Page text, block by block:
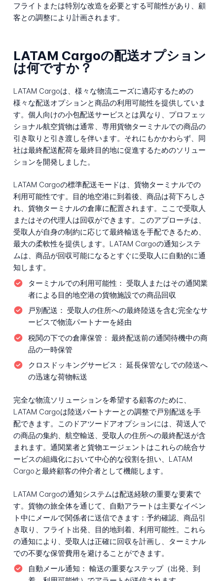
フライトまたは特別な改造を必要とする可能性があり、顧
客との調整により計画されます。
LATAM Cargoの配送オプション
は何ですか？
LATAM Cargoは、様々な物流ニーズに適応するための
様々な配送オプションと商品の利用可能性を提供していま
す。個人向けの小包配送サービスとは異なり、プロフェッ
ショナル航空貨物は通常、専用貨物ターミナルでの商品の
引き取りと引き渡しを伴います。それにもかかわらず、同
社は最終配送配荷を最終目的地に促進するためのソリュー
ションを開発しました。
LATAM Cargoの標準配送モードは、貨物ターミナルでの
利用可能性です。目的地空港に到着後、商品は荷下ろしさ
れ、貨物ターミナルの倉庫に配置されます。ここで受取人
またはその代理人は回収ができます。このアプローチは、
受取人が自身の制約に応じて最終輸送を手配できるため、
最大の柔軟性を提供します。LATAM Cargoの通知システ
ムは、商品が回収可能になるとすぐに受取人に自動的に通
知します。
ターミナルでの利用可能性： 受取人またはその通関業
者による目的地空港の貨物施設での商品回収
戸別配送： 受取人の住所への最終陸送を含む完全なサ
ービスで物流パートナーを経由
税関の下での倉庫保管： 最終配送前の通関待機中の商
品の一時保管
クロスドッキングサービス： 延長保管なしでの陸送へ
の迅速な荷物転送
完全な物流ソリューションを希望する顧客のために、
LATAM Cargoは陸送パートナーとの調整で戸別配送を手
配できます。このドアツードアオプションには、荷送人で
の商品の集約、航空輸送、受取人の住所への最終配送が含
まれます。通関業者と貨物エージェントはこれらの統合サ
ービスの組織化において中心的な役割を担い、LATAM
Cargoと最終顧客の仲介者として機能します。
LATAM Cargoの通知システムは配送経験の重要な要素で
す。貨物の旅全体を通じて、自動アラートは主要なイベン
ト中にメールで関係者に送信できます：予約確認、商品引
き取り、フライト出発、目的地到着、利用可能性。これら
の通知により、受取人は正確に回収を計画し、ターミナル
での不要な保管費用を避けることができます。
自動メール通知： 輸送の重要なステップ（出発、到